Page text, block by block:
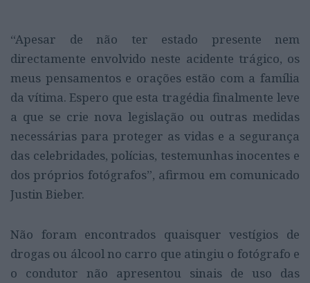
“Apesar de não ter estado presente nem
directamente envolvido neste acidente trágico, os
meus pensamentos e orações estão com a família
da vítima. Espero que esta tragédia finalmente leve
a que se crie nova legislação ou outras medidas
necessárias para proteger as vidas e a segurança
das celebridades, polícias, testemunhas inocentes e
dos próprios fotógrafos”, afirmou em comunicado
Justin Bieber.
Não foram encontrados quaisquer vestígios de
drogas ou álcool no carro que atingiu o fotógrafo e
o condutor não apresentou sinais de uso das